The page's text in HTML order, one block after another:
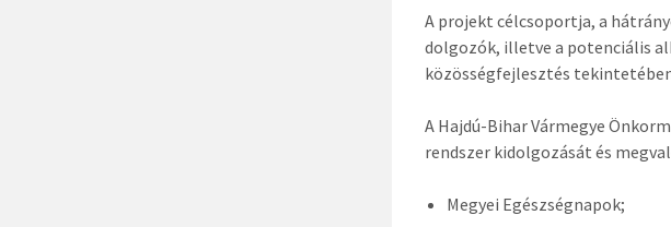
A projekt célcsoportja, a
dolgozók, illetve a potenciális
közösségfejlesztés
A Hajdú-Bihar Vármegye
rendszer kidolgozását és
Megyei Egészségnapok;